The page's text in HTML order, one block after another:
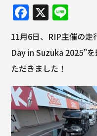
F
a
c
e
b
o
o
k
X
n
e
11月6日、RIP主催の走
Day in Suzuka 2025”
ただきました！